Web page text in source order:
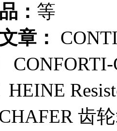
： 等
章：
齿